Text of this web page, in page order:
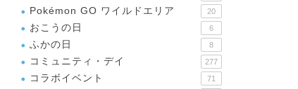
Pokémon GO ワイルドエリア 20
おこうの日 6
ふかの日 8
コミュニティ・デイ 277
コラボイベント 71